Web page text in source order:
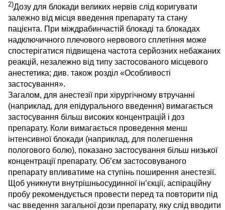
2)Дозу для блокади великих нервів слід коригувати
залежно від місця введення препарату та стану
пацієнта. При міждрабинчастій блокаді та блокадах
надключичного плечового нервового сплетіння може
спостерігатися підвищена частота серйозних небажаних
реакцій, незалежно від типу застосованого місцевого
анестетика; див. також розділ «Особливості
застосування».
Загалом, для анестезії при хірургічному втручанні
(наприклад, для епідурального введення) вимагається
застосування більш високих концентрацій і доз
препарату. Коли вимагається проведення менш
інтенсивної блокади (наприклад, для полегшення
пологового болю), показано застосування більш низької
концентрації препарату. Об’єм застосовуваного
препарату впливатиме на ступінь поширення анестезії.
Щоб уникнути внутрішньосудинної ін’єкції, аспіраційну
пробу рекомендується провести перед та повторити під
час введення загальної дози препарату, яку слід вводити